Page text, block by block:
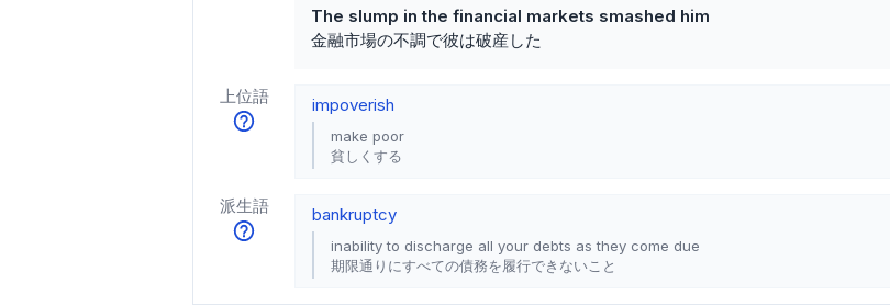
The slump in the financial markets smashed him
金融市場の不調で彼は破産した
上位語 impoverish
make poor
貧しくする
派生語 bankruptcy
inability to discharge all your debts as they come due
期限通りにすべての債務を履行できないこと